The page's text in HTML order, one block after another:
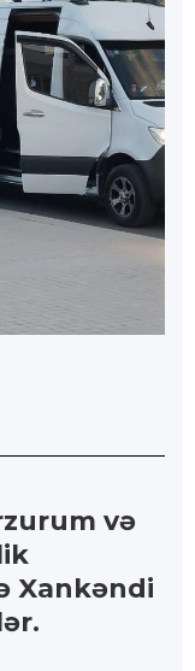
və
Xankəndi